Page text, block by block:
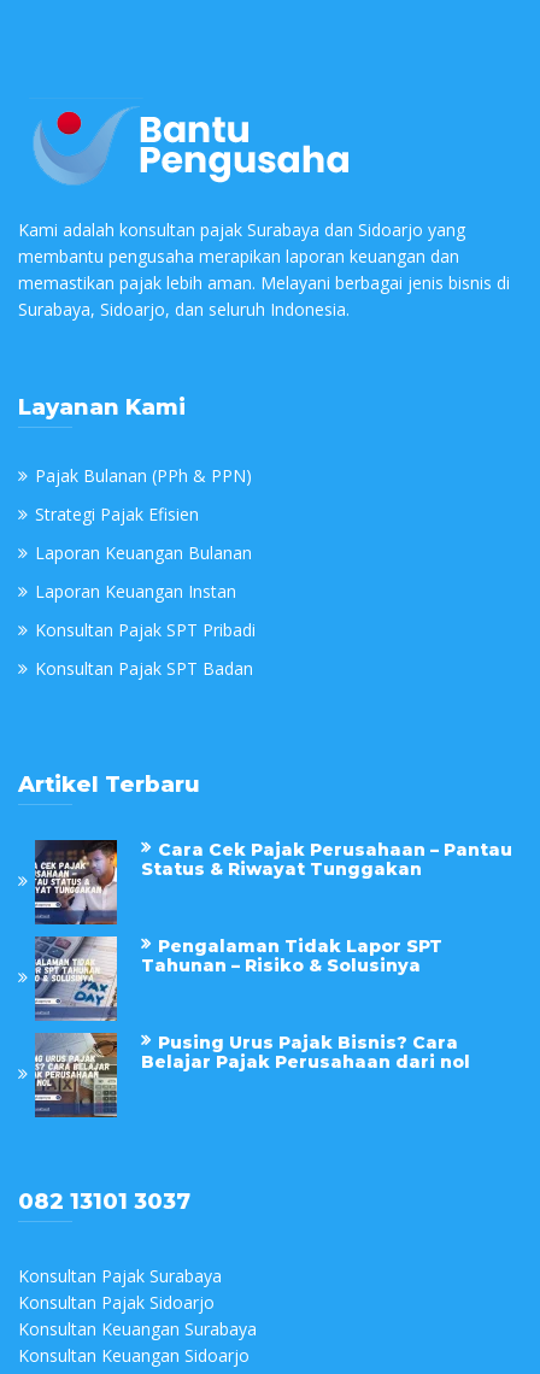
Kami adalah konsultan pajak Surabaya dan Sidoarjo yang
membantu pengusaha merapikan laporan keuangan dan
memastikan pajak lebih aman. Melayani berbagai jenis bisnis di
Surabaya, Sidoarjo, dan seluruh Indonesia.
Layanan Kami
Pajak Bulanan (PPh & PPN)
Strategi Pajak Efisien
Laporan Keuangan Bulanan
Laporan Keuangan Instan
Konsultan Pajak SPT Pribadi
Konsultan Pajak SPT Badan
Artikel Terbaru
Cara Cek Pajak Perusahaan – Pantau
Status & Riwayat Tunggakan
Pengalaman Tidak Lapor SPT
Tahunan – Risiko & Solusinya
Pusing Urus Pajak Bisnis? Cara
Belajar Pajak Perusahaan dari nol
082 13101 3037
Konsultan Pajak Surabaya
Konsultan Pajak Sidoarjo
Konsultan Keuangan Surabaya
Konsultan Keuangan Sidoarjo